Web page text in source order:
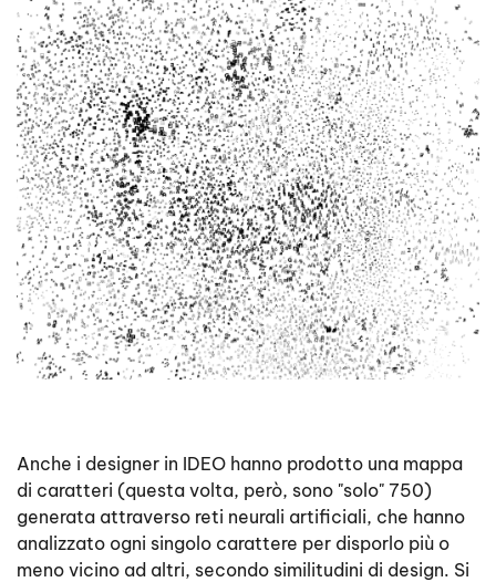
Anche i designer in IDEO hanno prodotto una mappa
di caratteri (questa volta, però, sono "solo" 750)
generata attraverso reti neurali artificiali, che hanno
analizzato ogni singolo carattere per disporlo più o
meno vicino ad altri, secondo similitudini di design. Si